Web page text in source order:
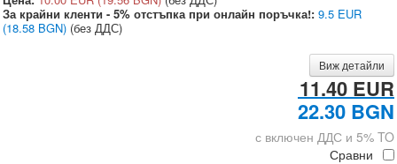
За крайни кленти - 5% отстъпка при онлайн поръчка!: 9.5 EUR
(18.58 BGN) (без ДДС)
Виж детайли
11.40 EUR
22.30 BGN
с включен ДДС и 5% TO
Сравни